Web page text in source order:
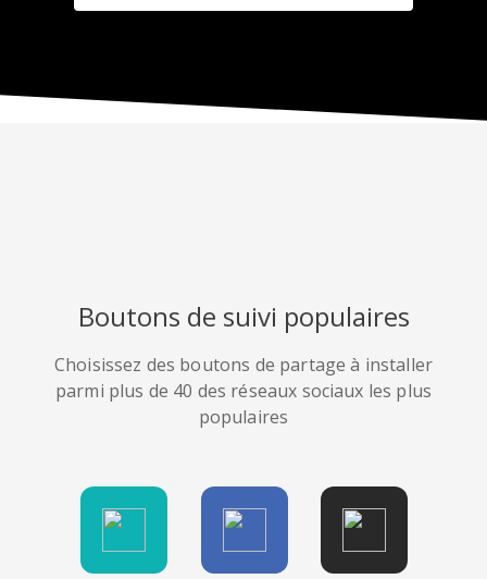
Boutons de suivi populaires
Choisissez des boutons de partage à installer
parmi plus de 40 des réseaux sociaux les plus
populaires